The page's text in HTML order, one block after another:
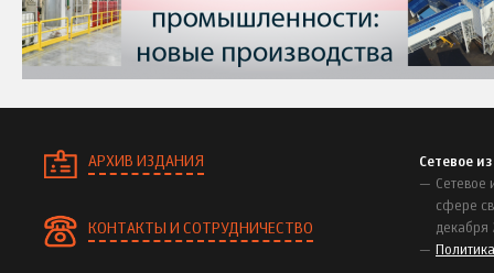
АРХИВ ИЗДАНИЯ
КОНТАКТЫ И СОТРУДНИЧЕСТВО
Сетевое
Сетевое
сфере
декабря